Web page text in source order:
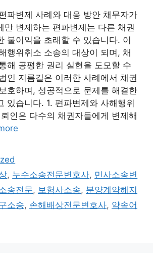
파변제 사례와 대응 방안 채무자가
만 변제하는 편파변제는 다른 채권
불이익을 초래할 수 있습니다. 이
행위취소 소송의 대상이 되며, 채
해 공평한 권리 실현을 도모할 수
인 지름길은 이러한 사례에서 채권
호하며, 성공적으로 문제를 해결한
있습니다. 1. 편파변제와 사해행위
인은 다수의 채권자들에게 변제해
, 누수소송전문변호사, 민사소송변
송전문, 보험사소송, 분양계약해지
소송, 손해배상전문변호사, 약속어